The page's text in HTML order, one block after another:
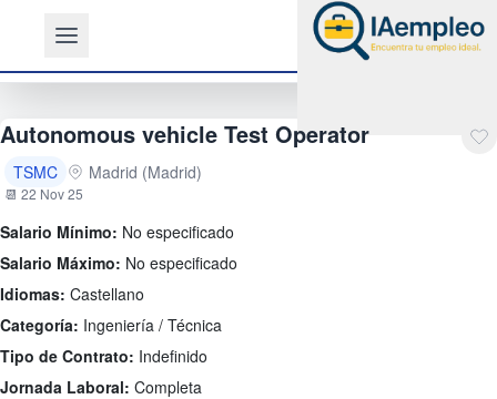
Autonomous vehicle Test Operator
TSMC Madrid (Madrid)
📆 22 Nov 25
Salario Mínimo: No especificado
Salario Máximo: No especificado
Idiomas: Castellano
Categoría: Ingeniería / Técnica
Tipo de Contrato: Indefinido
Jornada Laboral: Completa